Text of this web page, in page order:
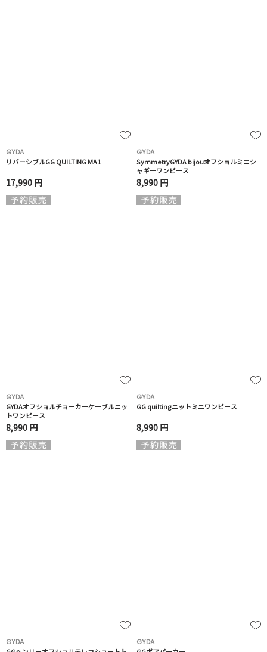
GYDA
リバーシブルGG QUILTING MA1
17,990 円
GYDA
SymmetryGYDA bijouオフショルミニシ
ャギーワンピース
8,990 円
GYDA
GYDAオフショルチョーカーケーブルニッ
トワンピース
8,990 円
GYDA
GG quiltingニットミニワンピース
8,990 円
GYDA
GYDA